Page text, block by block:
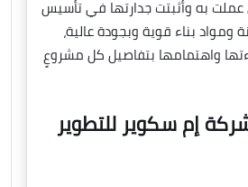
به وأثبتت جدارتها في تأسيس
ومواد بناء قوية وبجودة عالية،
واهتمامها بتفاصيل كل مشروعٍ
إم سكوير للتطوير